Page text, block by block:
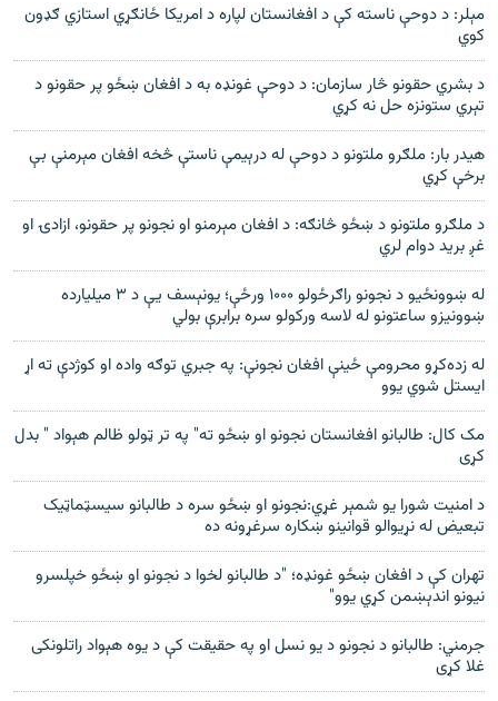
مېلر: د دوحې ناسته کې د افغانستان لپاره د امریکا ځانګړي استازي ګډون
کوي
د بشري حقونو څار سازمان: د دوحې غونډه به د افغان ښځو پر حقونو د
تېري ستونزه حل نه کړي
هیدر بار: ملګرو ملتونو د دوحې له درېیمې ناستې څخه افغان مېرمنې بې
برخې کړي
د ملګرو ملتونو د ښځو څانګه: د افغان مېرمنو او نجونو پر حقونو، ازادۍ او
غږ برید دوام لري
له ښوونځیو د نجونو راګرځولو ۱۰۰۰ ورځې؛ یونېسف یې د ۳ میلیارده
ښوونیزو ساعتونو له لاسه ورکولو سره برابرې بولي
له زده‌کړو محرومې ځینې افغان نجونې: په جبري توګه واده او کوژدې ته اړ
ایستل شوي یوو
مک کال: طالبانو افغانستان نجونو او ښځو ته" په تر ټولو ظالم هېواد " بدل
کړی
د امنیت شورا یو شمېر غړي:نجونو او ښځو سره د طالبانو سیسټماټیک
تبعیض له نړیوالو قوانینو ښکاره سرغړونه ده
تهران کې د افغان ښځو غونډه؛ "د طالبانو لخوا د نجونو او ښځو خپلسرو
نیونو اندېښمن کړي یوو"
جرمني: طالبانو د نجونو د یو نسل او په حقیقت کې د یوه هېواد راتلونکی
غلا کړی